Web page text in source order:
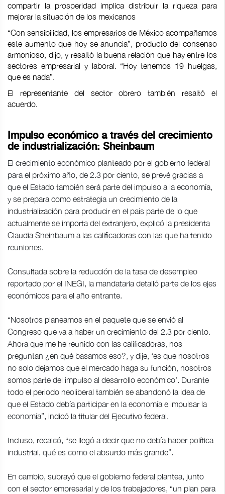
compartir la prosperidad implica distribuir la riqueza para
mejorar la situación de los mexicanos
“Con sensibilidad, los empresarios de México acompañamos
este aumento que hoy se anuncia”, producto del consenso
armonioso, dijo, y resaltó la buena relación que hay entre los
sectores empresarial y laboral. “Hoy tenemos 19 huelgas,
que es nada”.
El representante del sector obrero también resaltó el
acuerdo.
Impulso económico a través del crecimiento
de industrialización: Sheinbaum
El crecimiento económico planteado por el gobierno federal
para el próximo año, de 2.3 por ciento, se prevé gracias a
que el Estado también será parte del impulso a la economía,
y se prepara como estrategia un crecimiento de la
industrialización para producir en el país parte de lo que
actualmente se importa del extranjero, explicó la presidenta
Claudia Sheinbaum a las calificadoras con las que ha tenido
reuniones.
Consultada sobre la reducción de la tasa de desempleo
reportado por el INEGI, la mandataria detalló parte de los ejes
económicos para el año entrante.
“Nosotros planeamos en el paquete que se envió al
Congreso que va a haber un crecimiento del 2.3 por ciento.
Ahora que me he reunido con las calificadoras, nos
preguntan ¿en qué basamos eso?, y dije, ‘es que nosotros
no solo dejamos que el mercado haga su función, nosotros
somos parte del impulso al desarrollo económico’. Durante
todo el periodo neoliberal también se abandonó la idea de
que el Estado debía participar en la economía e impulsar la
economía”, indicó la titular del Ejecutivo federal.
Incluso, recalcó, “se llegó a decir que no debía haber política
industrial, qué es como el absurdo más grande”.
En cambio, subrayó que el gobierno federal plantea, junto
con el sector empresarial y de los trabajadores, “un plan para